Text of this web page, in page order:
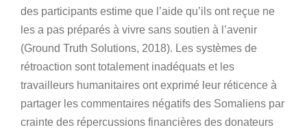
des participants estime que l’aide qu’ils ont reçue ne
les a pas préparés à vivre sans soutien à l’avenir
(Ground Truth Solutions, 2018). Les systèmes de
rétroaction sont totalement inadéquats et les
travailleurs humanitaires ont exprimé leur réticence à
partager les commentaires négatifs des Somaliens par
crainte des répercussions financières des donateurs